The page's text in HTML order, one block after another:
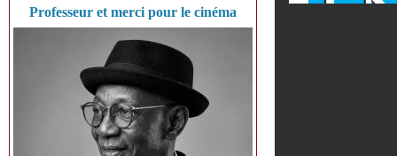
Professeur et merci pour le cinéma